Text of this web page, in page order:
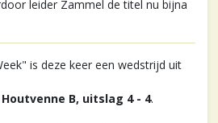
leider Zammel de titel nu bijna
is deze keer een wedstrijd uit
Houtvenne B, uitslag 4 - 4.